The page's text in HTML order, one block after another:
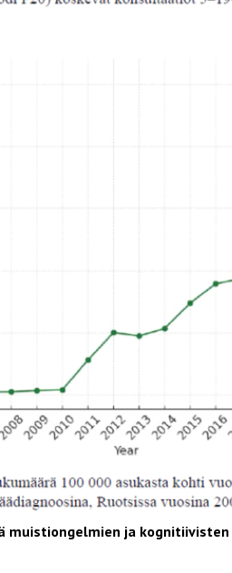
ja kognitiivisten